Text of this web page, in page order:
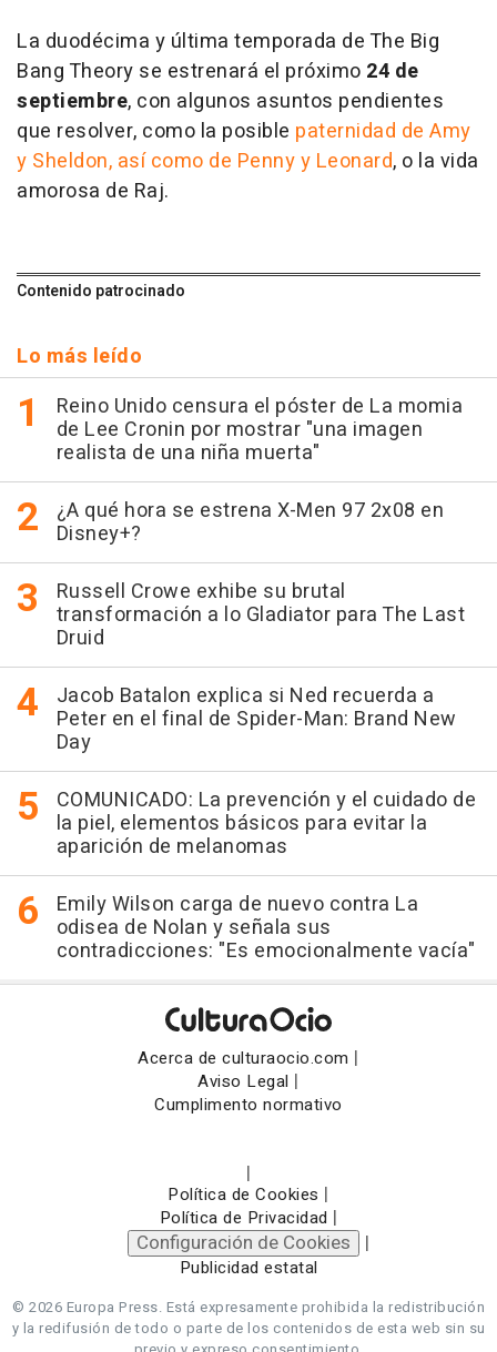
La duodécima y última temporada de The Big
Bang Theory se estrenará el próximo 24 de
septiembre, con algunos asuntos pendientes
que resolver, como la posible paternidad de Amy
y Sheldon, así como de Penny y Leonard, o la vida
amorosa de Raj.
Contenido patrocinado
Lo más leído
Reino Unido censura el póster de La momia
de Lee Cronin por mostrar "una imagen
realista de una niña muerta"
¿A qué hora se estrena X-Men 97 2x08 en
Disney+?
Russell Crowe exhibe su brutal
transformación a lo Gladiator para The Last
Druid
Jacob Batalon explica si Ned recuerda a
Peter en el final de Spider-Man: Brand New
Day
COMUNICADO: La prevención y el cuidado de
la piel, elementos básicos para evitar la
aparición de melanomas
Emily Wilson carga de nuevo contra La
odisea de Nolan y señala sus
contradicciones: "Es emocionalmente vacía"
Acerca de culturaocio.com |
Aviso Legal |
Cumplimento normativo
|
Política de Cookies |
Política de Privacidad |
Configuración de Cookies |
Publicidad estatal
© 2026 Europa Press. Está expresamente prohibida la redistribución
y la redifusión de todo o parte de los contenidos de esta web sin su